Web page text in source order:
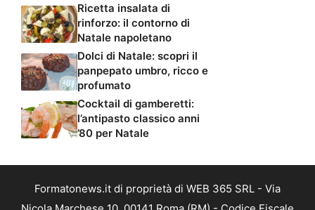
Ricetta insalata di
rinforzo: il contorno di
Natale napoletano
Dolci di Natale: scopri il
panpepato umbro, ricco e
profumato
Cocktail di gamberetti:
l’antipasto classico anni
’80 per Natale
Formatonews.it di proprietà di WEB 365 SRL - Via